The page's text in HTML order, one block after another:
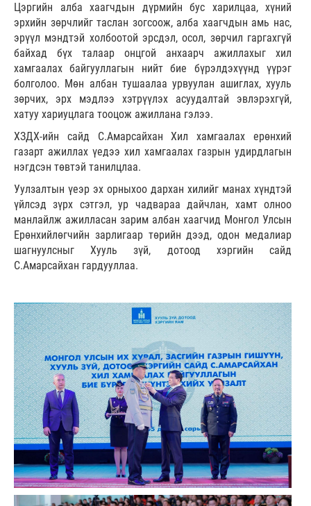
Цэргийн алба хаагчдын дүрмийн бус харилцаа, хүний
эрхийн зөрчлийг таслан зогсоож, алба хаагчдын амь нас,
эрүүл мэндтэй холбоотой эрсдэл, осол, зөрчил гаргахгүй
байхад бүх талаар онцгой анхаарч ажиллахыг хил
хамгаалах байгууллагын нийт бие бүрэлдэхүүнд үүрэг
болголоо. Мөн албан тушаалаа урвуулан ашиглах, хууль
зөрчих, эрх мэдлээ хэтрүүлэх асуудалтай эвлэрэхгүй,
хатуу хариуцлага тооцож ажиллана гэлээ.
ХЗДХ-ийн сайд С.Амарсайхан Хил хамгаалах ерөнхий
газарт ажиллах үедээ хил хамгаалах газрын удирдлагын
нэгдсэн төвтэй танилцлаа.
Уулзалтын үеэр эх орныхоо дархан хилийг манах хүндтэй
үйлсэд зүрх сэтгэл, ур чадвараа дайчлан, хамт олноо
манлайлж ажилласан зарим албан хаагчид Монгол Улсын
Ерөнхийлөгчийн зарлигаар төрийн дээд, одон медалиар
шагнуулсныг Хууль зүй, дотоод хэргийн сайд
С.Амарсайхан гардууллаа.